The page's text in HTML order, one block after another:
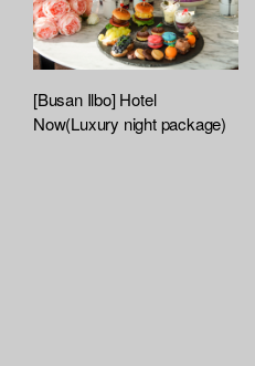
[Busan Ilbo] Hotel
Now(Luxury night package)